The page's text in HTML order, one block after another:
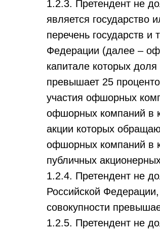
1.2.3. Претендент не
является
перечень государств
Федерации (далее –
капитале которых
превышает 25
участия офшорных
офшорных компаний в
акции которых
офшорных компаний в
публичных
1.2.4. Претендент не
Российской
совокупности
1.2.5. Претендент не